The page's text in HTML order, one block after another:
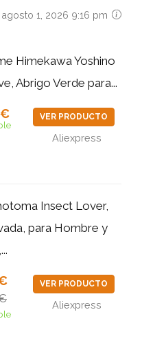
1, 2026 9:16 pm
Himekawa Yoshino
Abrigo Verde para...
VER PRODUCTO
Aliexpress
Insect Lover,
para Hombre y
VER PRODUCTO
Aliexpress